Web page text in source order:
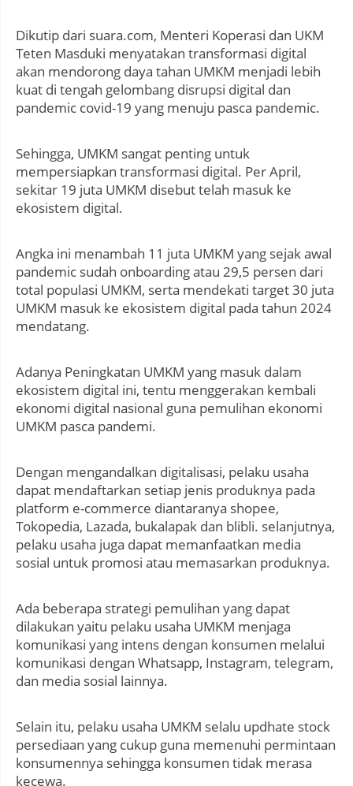
Dikutip dari suara.com, Menteri Koperasi dan UKM
Teten Masduki menyatakan transformasi digital
akan mendorong daya tahan UMKM menjadi lebih
kuat di tengah gelombang disrupsi digital dan
pandemic covid-19 yang menuju pasca pandemic.
Sehingga, UMKM sangat penting untuk
mempersiapkan transformasi digital. Per April,
sekitar 19 juta UMKM disebut telah masuk ke
ekosistem digital.
Angka ini menambah 11 juta UMKM yang sejak awal
pandemic sudah onboarding atau 29,5 persen dari
total populasi UMKM, serta mendekati target 30 juta
UMKM masuk ke ekosistem digital pada tahun 2024
mendatang.
Adanya Peningkatan UMKM yang masuk dalam
ekosistem digital ini, tentu menggerakan kembali
ekonomi digital nasional guna pemulihan ekonomi
UMKM pasca pandemi.
Dengan mengandalkan digitalisasi, pelaku usaha
dapat mendaftarkan setiap jenis produknya pada
platform e-commerce diantaranya shopee,
Tokopedia, Lazada, bukalapak dan blibli. selanjutnya,
pelaku usaha juga dapat memanfaatkan media
sosial untuk promosi atau memasarkan produknya.
Ada beberapa strategi pemulihan yang dapat
dilakukan yaitu pelaku usaha UMKM menjaga
komunikasi yang intens dengan konsumen melalui
komunikasi dengan Whatsapp, Instagram, telegram,
dan media sosial lainnya.
Selain itu, pelaku usaha UMKM selalu updhate stock
persediaan yang cukup guna memenuhi permintaan
konsumennya sehingga konsumen tidak merasa
kecewa.